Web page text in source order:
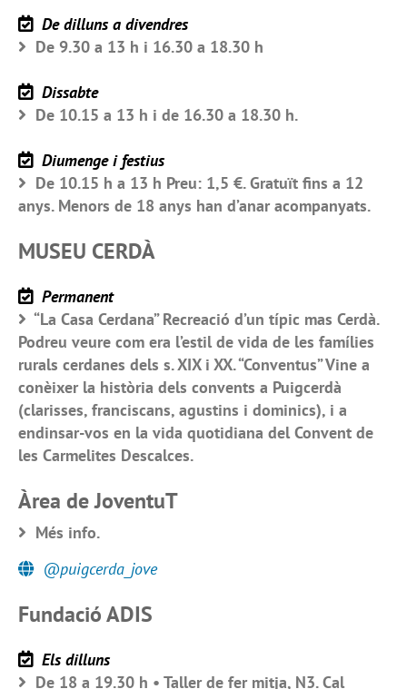
De dilluns a divendres
De 9.30 a 13 h i 16.30 a 18.30 h
Dissabte
De 10.15 a 13 h i de 16.30 a 18.30 h.
Diumenge i festius
De 10.15 h a 13 h Preu: 1,5 €. Gratuït fins a 12
anys. Menors de 18 anys han d’anar acompanyats.
MUSEU CERDÀ
Permanent
“La Casa Cerdana” Recreació d’un típic mas Cerdà.
Podreu veure com era l’estil de vida de les famílies
rurals cerdanes dels s. XIX i XX. “Conventus” Vine a
conèixer la història dels convents a Puigcerdà
(clarisses, franciscans, agustins i dominics), i a
endinsar-vos en la vida quotidiana del Convent de
les Carmelites Descalces.
Àrea de JoventuT
Més info.
@puigcerda_jove
Fundació ADIS
Els dilluns
De 18 a 19.30 h • Taller de fer mitja, N3. Cal